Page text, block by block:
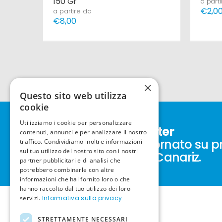
a partire da
€8,00
Iscriviti alla newsletter
Resta sempre aggiornato su
nuovi prodotti New Canariz.
×
Questo sito web utilizza
cookie
Utilizziamo i cookie per personalizzare
contenuti, annunci e per analizzare il nostro
traffico. Condividiamo inoltre informazioni
sul tuo utilizzo del nostro sito con i nostri
partner pubblicitari e di analisi che
potrebbero combinarle con altre
informazioni che hai fornito loro o che
hanno raccolto dal tuo utilizzo dei loro
servizi. Informativa sulla privacy
STRETTAMENTE NECESSARI